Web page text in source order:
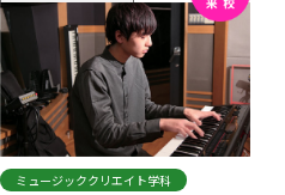
ミュージッククリエイト学科